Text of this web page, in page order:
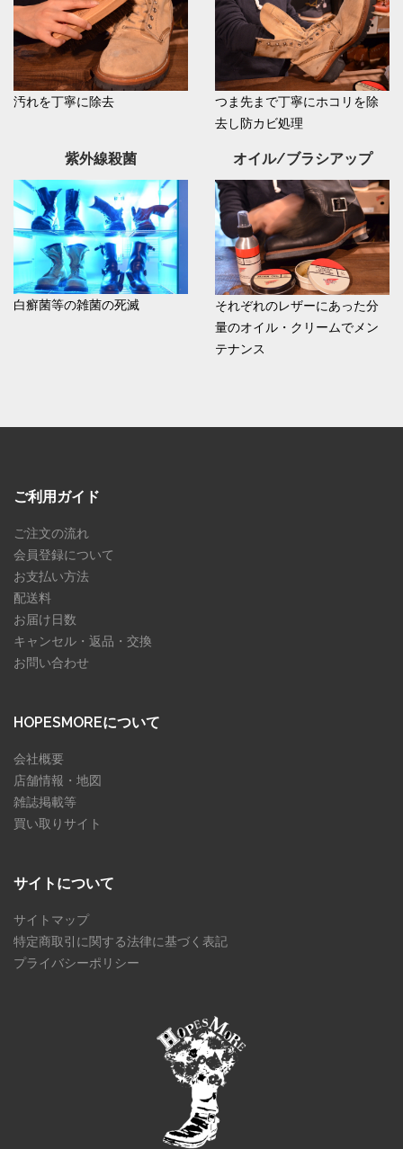
汚れを丁寧に除去
つま先まで丁寧にホコリを除
去し防カビ処理
紫外線殺菌
白癬菌等の雑菌の死滅
オイル/ブラシアップ
それぞれのレザーにあった分
量のオイル・クリームでメン
テナンス
ご利用ガイド
ご注文の流れ
会員登録について
お支払い方法
配送料
お届け日数
キャンセル・返品・交換
お問い合わせ
HOPESMOREについて
会社概要
店舗情報・地図
雑誌掲載等
買い取りサイト
サイトについて
サイトマップ
特定商取引に関する法律に基づく表記
プライバシーポリシー